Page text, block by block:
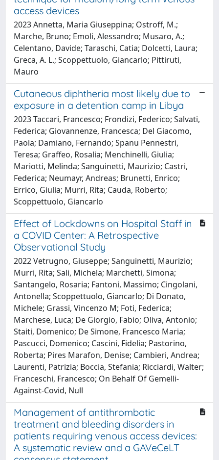
access devices
2023 Annetta, Maria Giuseppina; Ostroff, M.;
Marche, Bruno; Emoli, Alessandro; Musaro, A.;
Celentano, Davide; Taraschi, Catia; Dolcetti, Laura;
Greca, A. L.; Scoppettuolo, Giancarlo; Pittiruti,
Mauro
Cutaneous diphtheria most likely due to
exposure in a detention camp in Libya
2023 Taccari, Francesco; Frondizi, Federico; Salvati,
Federica; Giovannenze, Francesca; Del Giacomo,
Paola; Damiano, Fernando; Spanu Pennestri,
Teresa; Graffeo, Rosalia; Menchinelli, Giulia;
Mariotti, Melinda; Sanguinetti, Maurizio; Castri,
Federica; Neumayr, Andreas; Brunetti, Enrico;
Errico, Giulia; Murri, Rita; Cauda, Roberto;
Scoppettuolo, Giancarlo
Effect of Lockdowns on Hospital Staff in
a COVID Center: A Retrospective
Observational Study
2022 Vetrugno, Giuseppe; Sanguinetti, Maurizio;
Murri, Rita; Sali, Michela; Marchetti, Simona;
Santangelo, Rosaria; Fantoni, Massimo; Cingolani,
Antonella; Scoppettuolo, Giancarlo; Di Donato,
Michele; Grassi, Vincenzo M; Foti, Federica;
Marchese, Luca; De Giorgio, Fabio; Oliva, Antonio;
Staiti, Domenico; De Simone, Francesco Maria;
Pascucci, Domenico; Cascini, Fidelia; Pastorino,
Roberta; Pires Marafon, Denise; Cambieri, Andrea;
Laurenti, Patrizia; Boccia, Stefania; Ricciardi, Walter;
Franceschi, Francesco; On Behalf Of Gemelli-
Against-Covid, Null
Management of antithrombotic
treatment and bleeding disorders in
patients requiring venous access devices:
A systematic review and a GAVeCeLT